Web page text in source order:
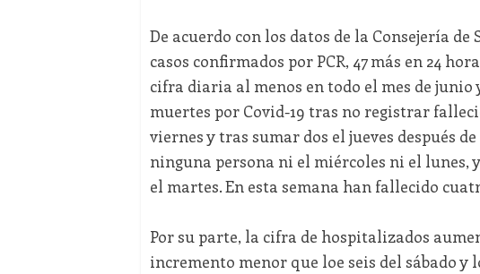
De acuerdo con los datos de la Consejería
casos confirmados por PCR, 47 más en 24
cifra diaria al menos en todo el mes de junio
muertes por Covid-19 tras no registrar
viernes y tras sumar dos el jueves después
ninguna persona ni el miércoles ni el lunes,
el martes. En esta semana han fallecido
Por su parte, la cifra de hospitalizados
incremento menor que loe seis del sábado y